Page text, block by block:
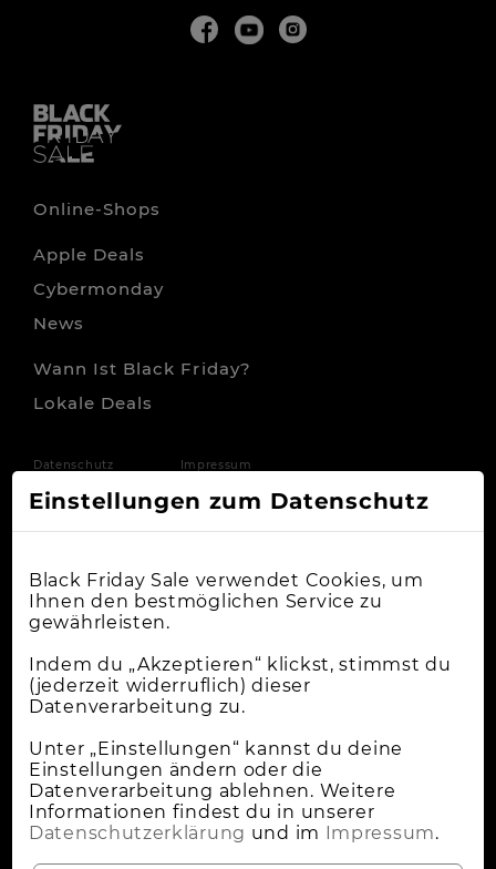
Online-Shops
Apple Deals
Cybermonday
News
Wann Ist Black Friday?
Lokale Deals
Datenschutz Impressum
Einstellungen zum Datenschutz
Black Friday Sale verwendet Cookies, um
Ihnen den bestmöglichen Service zu
gewährleisten.
Indem du „Akzeptieren“ klickst, stimmst du
(jederzeit widerruflich) dieser
Datenverarbeitung zu.
Unter „Einstellungen“ kannst du deine
Einstellungen ändern oder die
Datenverarbeitung ablehnen. Weitere
Informationen findest du in unserer
Datenschutzerklärung und im Impressum.